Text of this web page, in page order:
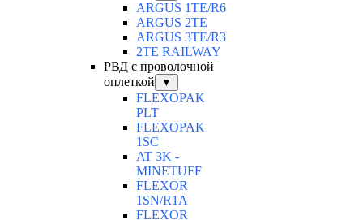
ARGUS 1TE/R6
ARGUS 2TЕ
ARGUS 3TE/R3
2TE RAILWAY
РВД с проволочной
оплеткой
▼
FLEXOPAK
PLT
FLEXOPAK
1SС
AT 3K -
MINETUFF
FLEXOR
1SN/R1A
FLEXOR